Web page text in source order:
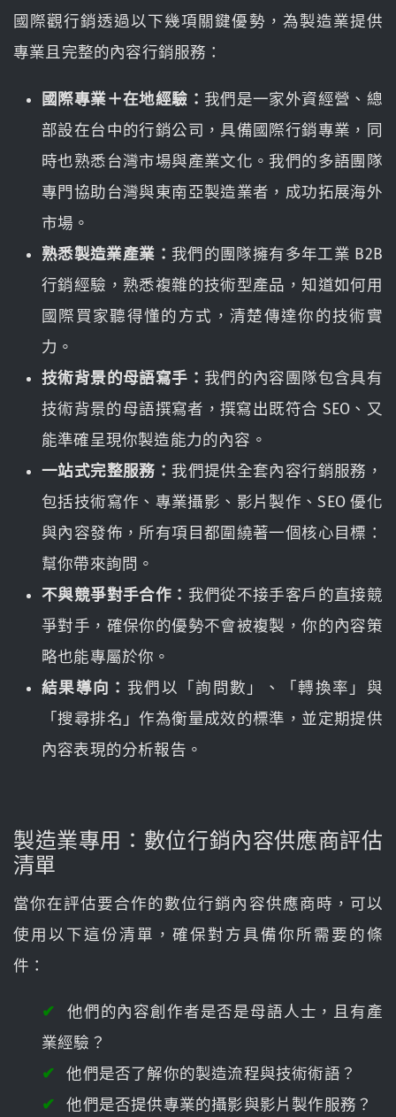
國際觀行銷透過以下幾項關鍵優勢，為製造業提供
專業且完整的內容行銷服務：
國際專業＋在地經驗： 我們是一家外資經營、總
部設在台中的行銷公司，具備國際行銷專業，同
時也熟悉台灣市場與產業文化。我們的多語團隊
專門協助台灣與東南亞製造業者，成功拓展海外
市場。
熟悉製造業產業： 我們的團隊擁有多年工業 B2B
行銷經驗，熟悉複雜的技術型產品，知道如何用
國際買家聽得懂的方式，清楚傳達你的技術實
力。
技術背景的母語寫手： 我們的內容團隊包含具有
技術背景的母語撰寫者，撰寫出既符合 SEO、又
能準確呈現你製造能力的內容。
一站式完整服務：我們提供全套內容行銷服務，
包括技術寫作、專業攝影、影片製作、SEO 優化
與內容發佈，所有項目都圍繞著一個核心目標：
幫你帶來詢問。
不與競爭對手合作： 我們從不接手客戶的直接競
爭對手，確保你的優勢不會被複製，你的內容策
略也能專屬於你。
結果導向： 我們以「詢問數」、「轉換率」與
「搜尋排名」作為衡量成效的標準，並定期提供
內容表現的分析報告。
製造業專用：數位行銷內容供應商評估
清單
當你在評估要合作的數位行銷內容供應商時，可以
使用以下這份清單，確保對方具備你所需要的條
件：
他們的內容創作者是否是母語人士，且有產
業經驗？
他們是否了解你的製造流程與技術術語？
他們是否提供專業的攝影與影片製作服務？